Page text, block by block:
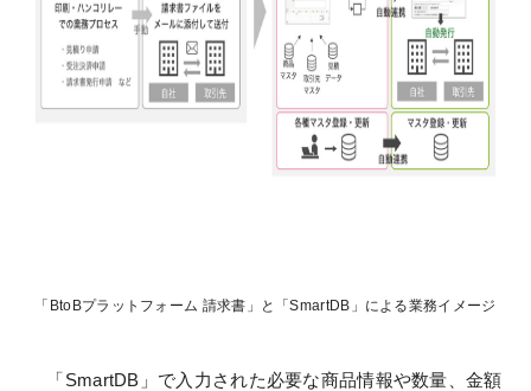
「BtoBプラットフォーム 請求書」と「SmartDB」による業務イメージ
「SmartDB」で入力された必要な商品情報や数量、金額